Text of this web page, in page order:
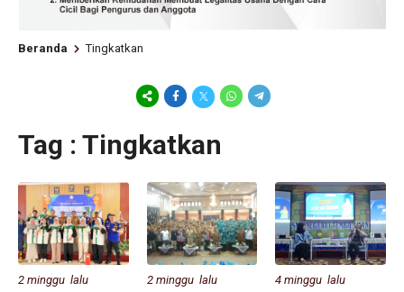
Beranda Tingkatkan
Tag : Tingkatkan
2 minggu lalu 2 minggu lalu 4 minggu lalu